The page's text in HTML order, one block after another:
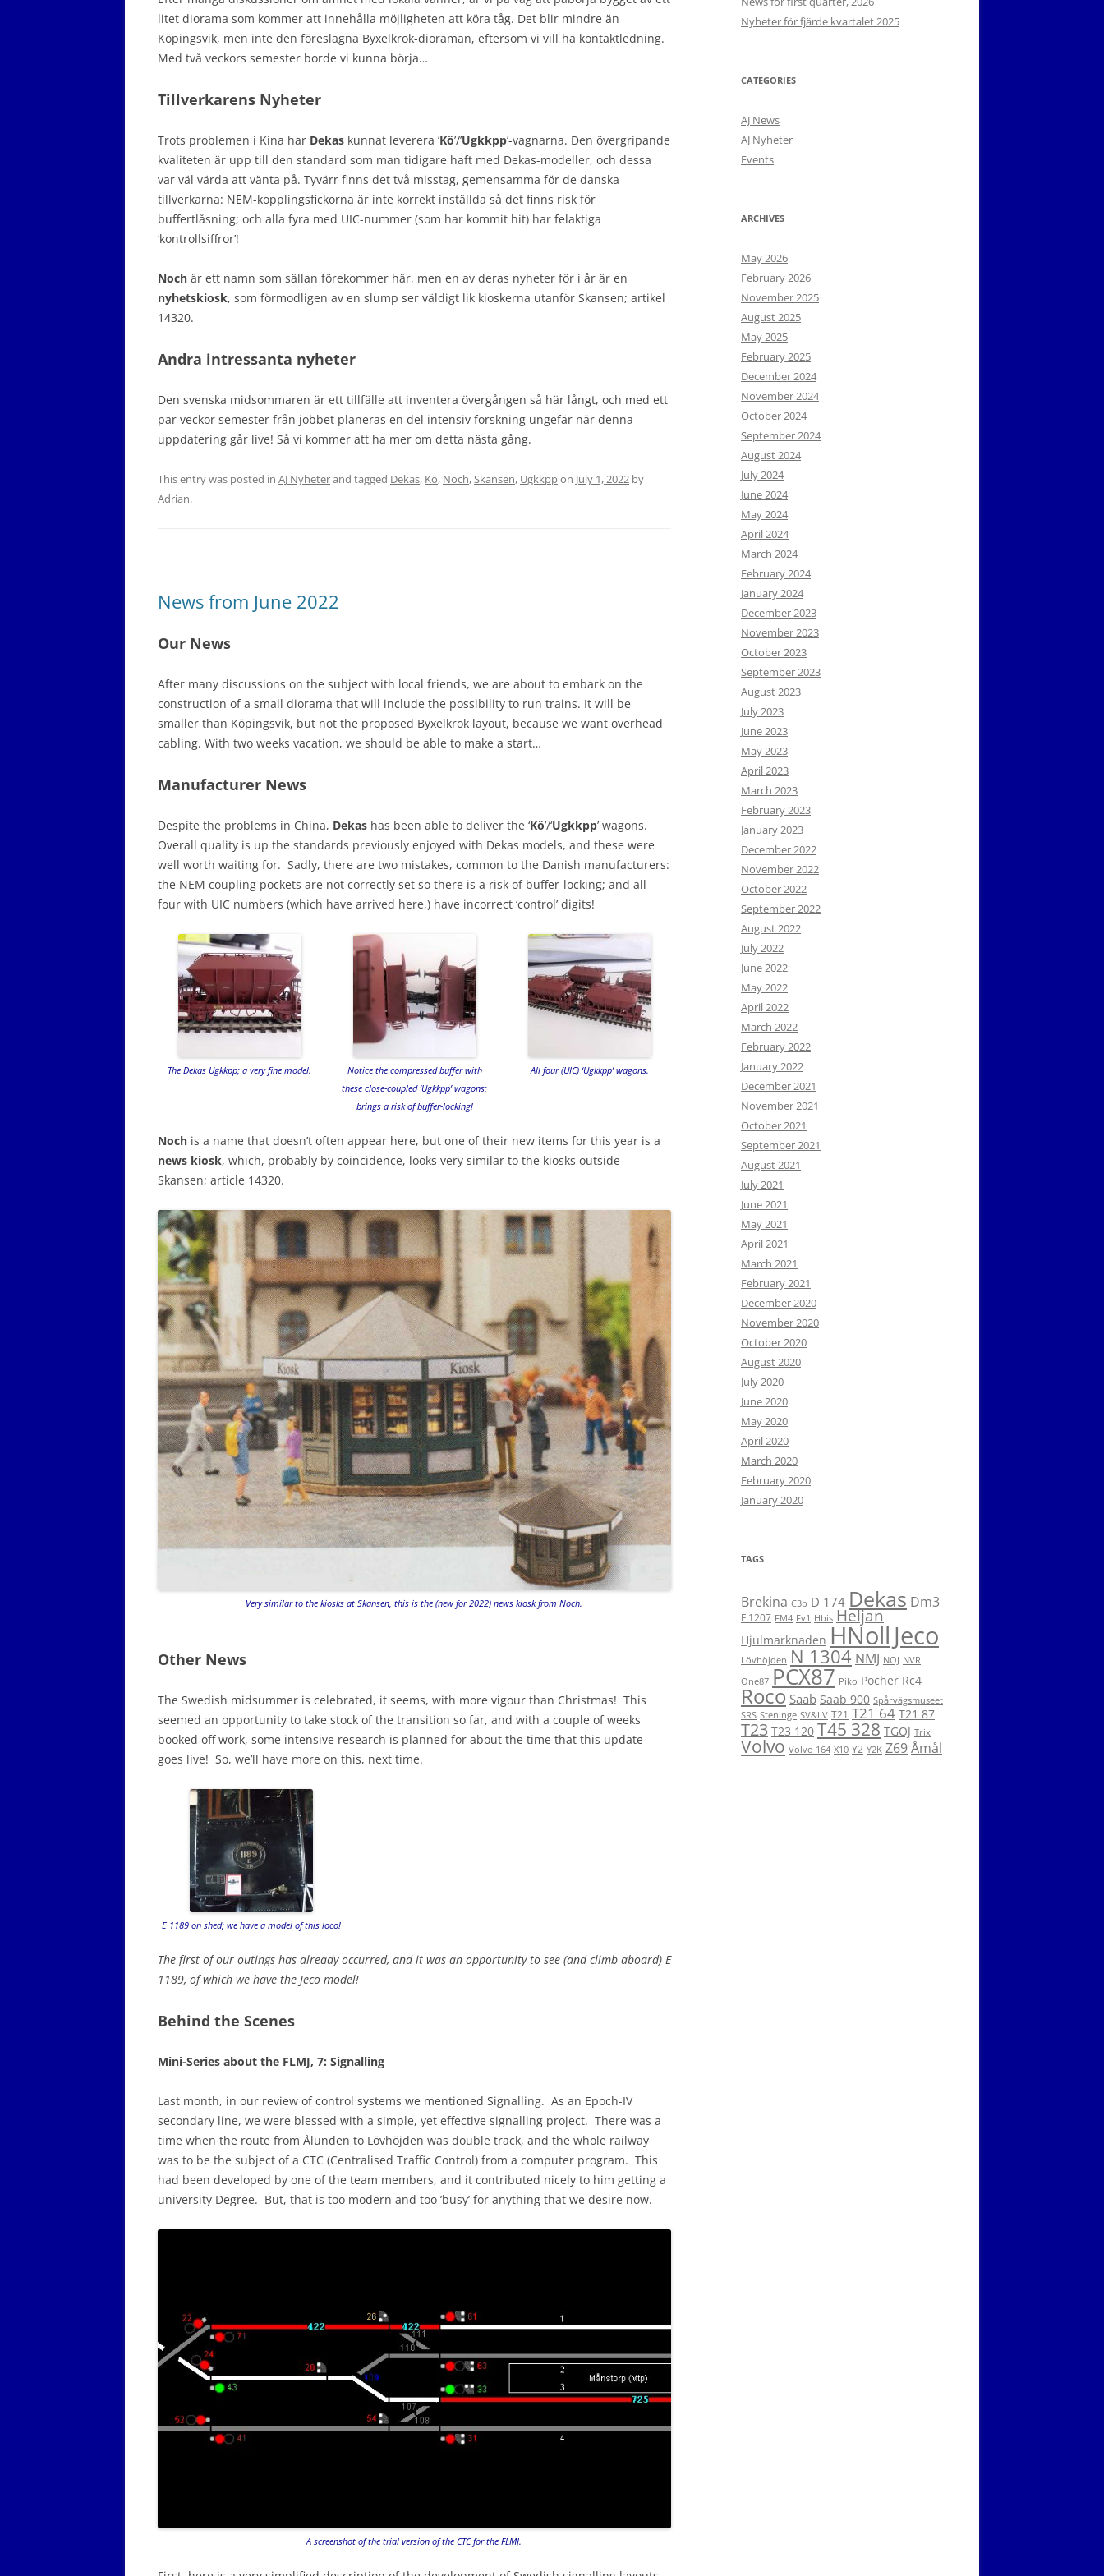
litet diorama som kommer att innehålla möjligheten att köra tåg. Det blir mindre än
Köpingsvik, men inte den föreslagna Byxelkrok-dioraman, eftersom vi vill ha kontaktledning.
Med två veckors semester borde vi kunna börja…
Tillverkarens Nyheter
Trots problemen i Kina har Dekas kunnat leverera ’Kö’/’Ugkkpp’-vagnarna. Den övergripande
kvaliteten är upp till den standard som man tidigare haft med Dekas-modeller, och dessa
var väl värda att vänta på. Tyvärr finns det två misstag, gemensamma för de danska
tillverkarna: NEM-kopplingsfickorna är inte korrekt inställda så det finns risk för
buffertlåsning; och alla fyra med UIC-nummer (som har kommit hit) har felaktiga
‘kontrollsiffror’!
Noch är ett namn som sällan förekommer här, men en av deras nyheter för i år är en
nyhetskiosk, som förmodligen av en slump ser väldigt lik kioskerna utanför Skansen; artikel
14320.
Andra intressanta nyheter
Den svenska midsommaren är ett tillfälle att inventera övergången så här långt, och med ett
par veckor semester från jobbet planeras en del intensiv forskning ungefär när denna
uppdatering går live! Så vi kommer att ha mer om detta nästa gång.
This entry was posted in AJ Nyheterand tagged Dekas, Kö, Noch,Skansen, Ugkkppon July 1, 2022 by
Adrian.
News from June 2022
Our News
After many discussions on the subject with local friends, we are about to embark on the
construction of a small diorama that will include the possibility to run trains. It will be
smaller than Köpingsvik, but not the proposed Byxelkrok layout, because we want overhead
cabling. With two weeks vacation, we should be able to make a start…
Manufacturer News
Despite the problems in China, Dekas has been able to deliver the ‘Kö’/‘Ugkkpp’ wagons.
Overall quality is up the standards previously enjoyed with Dekas models, and these were
well worth waiting for. Sadly, there are two mistakes, common to the Danish manufacturers:
the NEM coupling pockets are not correctly set so there is a risk of buffer-locking; and all
four with UIC numbers (which have arrived here,) have incorrect ‘control’ digits!
The Dekas Ugkkpp; a very fine model.
Notice the compressed buffer with
these close-coupled ‘Ugkkpp’ wagons;
brings a risk of buffer-locking!
All four (UIC) ‘Ugkkpp’ wagons.
Noch is a name that doesn’t often appear here, but one of their new items for this year is a
news kiosk, which, probably by coincidence, looks very similar to the kiosks outside
Skansen; article 14320.
Very similar to the kiosks at Skansen, this is the (new for 2022) news kiosk from Noch.
Other News
The Swedish midsummer is celebrated, it seems, with more vigour than Christmas! This
seemed an opportunity to take stock of the transition so far, and with a couple of weeks
booked off work, some intensive research is planned for about the time that this update
goes live! So, we’ll have more on this, next time.
E 1189 on shed; we have a model of this loco!
The first of our outings has already occurred, and it was an opportunity to see (and climb aboard) E
1189, of which we have the Jeco model!
Behind the Scenes
Mini-Series about the FLMJ, 7: Signalling
Last month, in our review of control systems we mentioned Signalling. As an Epoch-IV
secondary line, we were blessed with a simple, yet effective signalling project. There was a
time when the route from Ålunden to Lövhöjden was double track, and the whole railway
was to be the subject of a CTC (Centralised Traffic Control) from a computer program. This
had been developed by one of the team members, and it contributed nicely to him getting a
university Degree. But, that is too modern and too ’busy’ for anything that we desire now.
A screenshot of the trial version of the CTC for the FLMJ.
Nyheter för fjärde kvartalet 2025
CATEGORIES
AJ News
AJ Nyheter
Events
ARCHIVES
May 2026
February 2026
November 2025
August 2025
May 2025
February 2025
December 2024
November 2024
October 2024
September 2024
August 2024
July 2024
June 2024
May 2024
April 2024
March 2024
February 2024
January 2024
December 2023
November 2023
October 2023
September 2023
August 2023
July 2023
June 2023
May 2023
April 2023
March 2023
February 2023
January 2023
December 2022
November 2022
October 2022
September 2022
August 2022
July 2022
June 2022
May 2022
April 2022
March 2022
February 2022
January 2022
December 2021
November 2021
October 2021
September 2021
August 2021
July 2021
June 2021
May 2021
April 2021
March 2021
February 2021
December 2020
November 2020
October 2020
August 2020
July 2020
June 2020
May 2020
April 2020
March 2020
February 2020
January 2020
TAGS
Brekina C3b D 174 Dekas Dm3
F 1207 FM4 Fv1 Hbis Heljan
Hjulmarknaden HNoll Jeco
Lövhöjden N 1304 NMJ NOJ NVR
One87 PCX87 Piko Pocher Rc4
Roco Saab Saab 900 Spårvägsmuseet
SRS Steninge SV&LV T21 T21 64 T21 87
T23 T23 120 T45 328 TGOJ Trix
Volvo Volvo 164 X10 Y2 Y2K Z69Åmål